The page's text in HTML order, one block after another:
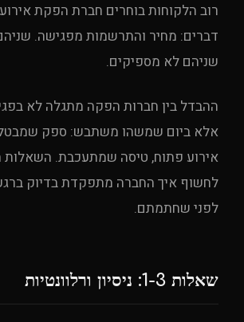
רוב הלקוחות בוחרים חברת הפקת
דברים: מחיר והתרשמות מפגישה.
שניהם לא מספיקים.
ההבדל בין חברות הפקה מתגלה לא
אלא ביום שמשהו משתבש: ספק
אירוע פתוח, טיסה שמתעכבת. השאלות
לחשוף איך החברה מתפקדת בדיוק
לפני שחתמתם.
שאלות 1-3: ניסיון ורלוונטיות